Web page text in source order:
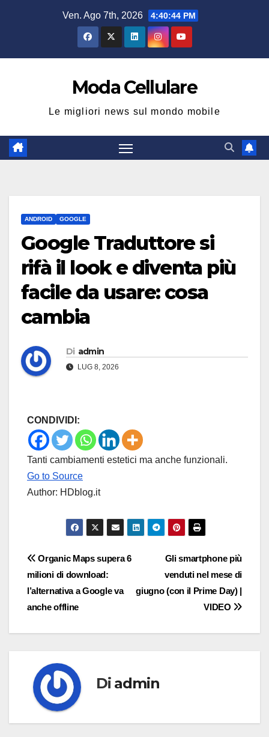
Ven. Ago 7th, 2026 4:40:45 PM
Moda Cellulare
Le migliori news sul mondo mobile
ANDROID GOOGLE
Google Traduttore si
rifà il look e diventa più
facile da usare: cosa
cambia
Di admin
LUG 8, 2026
CONDIVIDI:
Tanti cambiamenti estetici ma anche funzionali.
Go to Source
Author: HDblog.it
Navigazione
articoli
Gli smartphone più
venduti nel mese di
giugno (con il Prime Day) |
VIDEO
Organic Maps supera 6
milioni di download:
l’alternativa a Google va
anche offline
Di admin